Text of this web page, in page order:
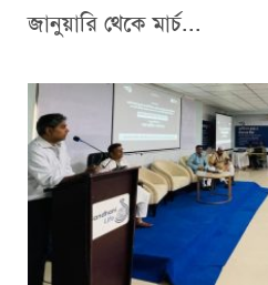
জানুয়ারি থেকে মার্চ...